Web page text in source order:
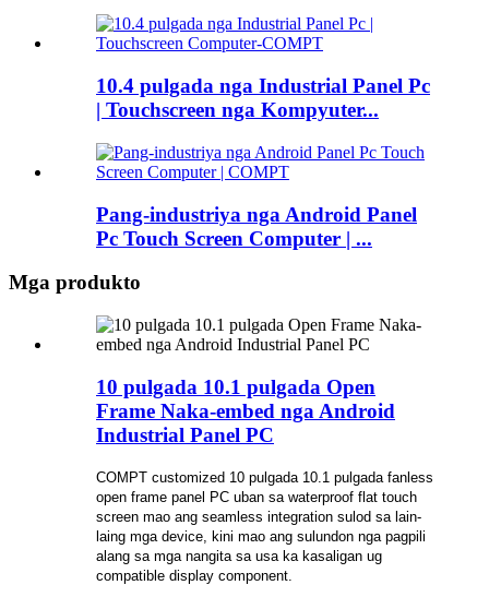
10.4 pulgada nga Industrial Panel Pc
| Touchscreen nga Kompyuter...
Pang-industriya nga Android Panel
Pc Touch Screen Computer | ...
Mga produkto
10 pulgada 10.1 pulgada Open
Frame Naka-embed nga Android
Industrial Panel PC
COMPT customized 10 pulgada 10.1 pulgada fanless
open frame panel PC uban sa waterproof flat touch
screen mao ang seamless integration sulod sa lain-
laing mga device, kini mao ang sulundon nga pagpili
alang sa mga nangita sa usa ka kasaligan ug
compatible display component.